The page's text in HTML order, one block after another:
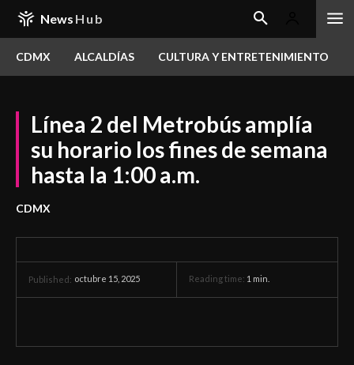
News Hub
CDMX ALCALDÍAS CULTURA Y ENTRETENIMIENTO
Línea 2 del Metrobús amplía
su horario los fines de semana
hasta la 1:00 a.m.
CDMX
Published: octubre 15, 2025 Reading time: 1 min.